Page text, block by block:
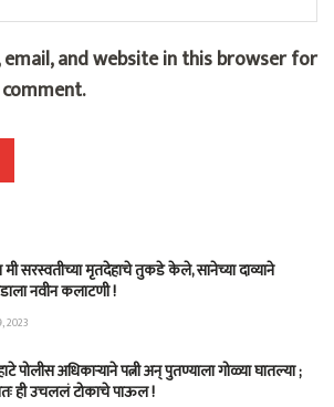
email, and website in this browser for
सरस्वतीच्या मृतदेहाचे तुकडे केले, सानेच्या दाव्याने
नवीन कलाटणी !
2023
पोलीस अधिकाऱ्याने पत्नी अन् पुतण्याला गोळ्या घातल्या ;
ही उचललं टोकाचे पाऊल !